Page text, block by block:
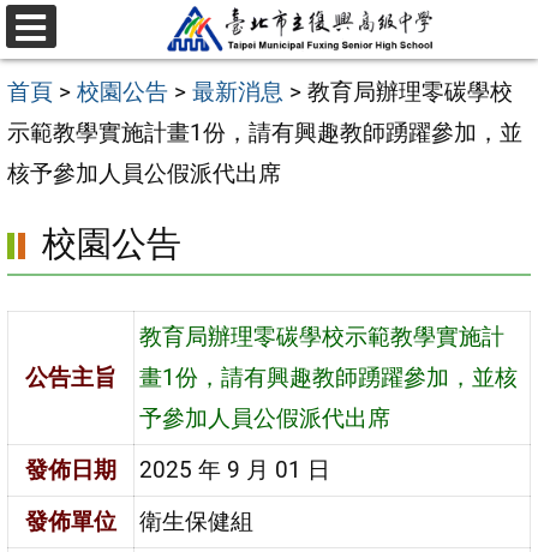
跳
至
主
要
內
區
選
單
首頁 > 校園公告 > 最新消息 > 教育局辦理零碳學校
示範教學實施計畫1份，請有興趣教師踴躍參加，並
核予參加人員公假派代出席
校園公告
公告主旨
教育局辦理零碳學校示範教學實施計
畫1份，請有興趣教師踴躍參加，並核
予參加人員公假派代出席
發佈日期
2025 年 9 月 01 日
發佈單位
衛生保健組